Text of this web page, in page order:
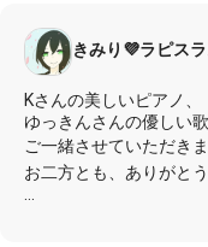
きみり💜ラピス
Kさんの美しいピアノ、
ゆっきんさんの優しい歌
ご一緒させていただき
お二方とも、ありがと